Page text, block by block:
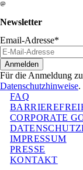
Newsletter
Email-Adresse*
Anmelden
Für die Anmeldung
Datenschutzhinweise.
FAQ
CORPORATE
IMPRESSUM
PRESSE
KONTAKT